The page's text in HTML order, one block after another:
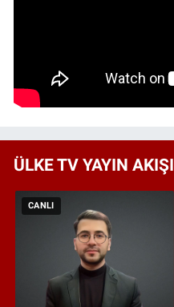
ÜLKE TV YAYIN AKIŞI
CANLI